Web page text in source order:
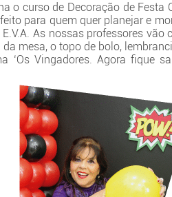
o curso de Decoração de Festa
para quem quer planejar e
As nossas professores
mesa, o topo de bolo,
‘Os Vingadores. Agora fique